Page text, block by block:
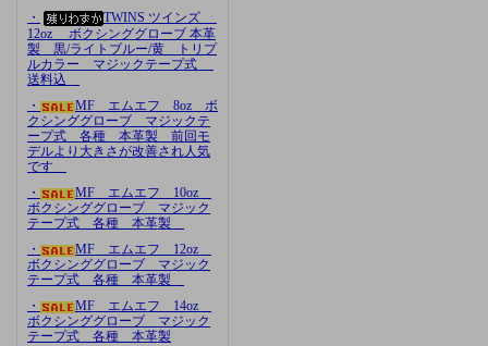
・
TWINS ツインズ
12oz ボクシンググローブ 本革
製 黒/ライトブルー/黄 トリプ
ルカラー マジックテープ式
送料込
・
MF エムエフ 8oz ボ
クシンググローブ マジックテ
ープ式 各種 本革製 前回モ
デルより大きさが改善され人気
です
・
MF エムエフ 10oz
ボクシンググローブ マジック
テープ式 各種 本革製
・
MF エムエフ 12oz
ボクシンググローブ マジック
テープ式 各種 本革製
・
MF エムエフ 14oz
ボクシンググローブ マジック
テープ式 各種 本革製